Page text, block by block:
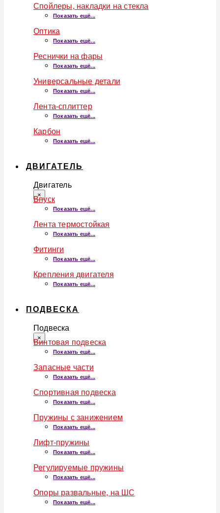
Спойлеры, накладки на стекла
Показать ещё...
Оптика
Показать ещё...
Реснички на фары
Показать ещё...
Универсальные детали
Показать ещё...
Лента-сплиттер
Показать ещё...
Карбон
Показать ещё...
ДВИГАТЕЛЬ
Двигатель
×
Впуск
Показать ещё...
Лента термостойкая
Показать ещё...
Фитинги
Показать ещё...
Крепления двигателя
Показать ещё...
ПОДВЕСКА
Подвеска
×
Винтовая подвеска
Показать ещё...
Запасные части
Показать ещё...
Спортивная подвеска
Показать ещё...
Пружины с занижением
Показать ещё...
Лифт-пружины
Показать ещё...
Регулируемые пружины
Показать ещё...
Опоры развальные, на ШС
Показать ещё...